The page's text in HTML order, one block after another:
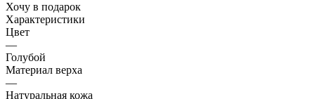
Хочу в подарок
Характеристики
Цвет
—
Голубой
Материал верха
—
Натуральная кожа